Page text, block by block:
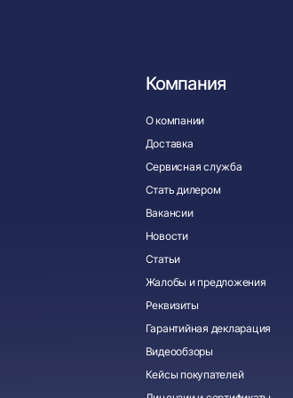
Компания
О компании
Доставка
Сервисная служба
Стать дилером
Вакансии
Новости
Статьи
Жалобы и предложения
Реквизиты
Гарантийная декларация
Видеообзоры
Кейсы покупателей